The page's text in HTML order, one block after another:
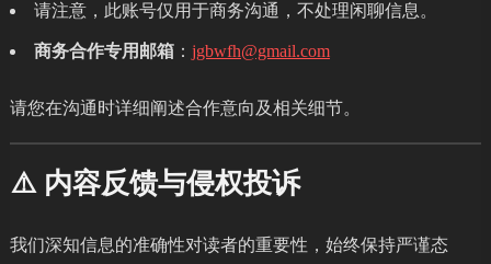
请注意，此账号仅用于商务沟通，不处理闲聊信息。
商务合作专用邮箱： jgbwfh@gmail.com
请您在沟通时详细阐述合作意向及相关细节。
⚠️ 内容反馈与侵权投诉
我们深知信息的准确性对读者的重要性，始终保持严谨态